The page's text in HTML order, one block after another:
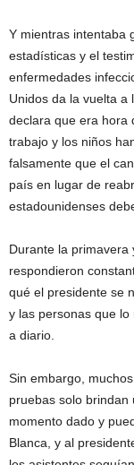
Y mientras intentaba
estadísticas y el
enfermedades
Unidos da la vuelta a
declara que era hora
trabajo y los niños
falsamente que el
país en lugar de
estadounidenses
Durante la primavera
respondieron
qué el presidente se
y las personas que
a diario.
Sin embargo,
pruebas solo brindan
momento dado y
Blanca, y al